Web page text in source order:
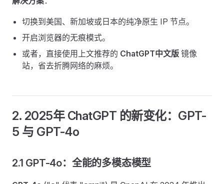
切换到美国、新加坡或日本的纯净原生 IP 节点。
开启浏览器的无痕模式。
或者，直接使用上文推荐的 ChatGPT中文版 镜像
站，省去折腾网络的麻烦。
2. 2025年 ChatGPT 的新变化：GPT-
5 与 GPT-4o
2.1 GPT-4o：全能的多模态模型